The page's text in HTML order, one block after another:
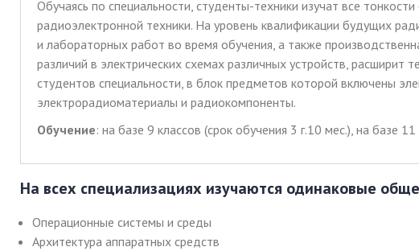
Обучаясь по специальности, студенты-техники изучат все
радиоэлектронной техники. На уровень квалификации будущих
и лабораторных работ во время обучения, а также
различий в электрических схемах различных устройств, расширит
студентов специальности, в блок предметов которой включены
электрорадиоматериалы и радиокомпоненты.
Обучение: на базе 9 классов (срок обучения 3 г.10 мес.), на базе
На всех специализациях изучаются одинаковые
Операционные системы и среды
Архитектура аппаратных средств